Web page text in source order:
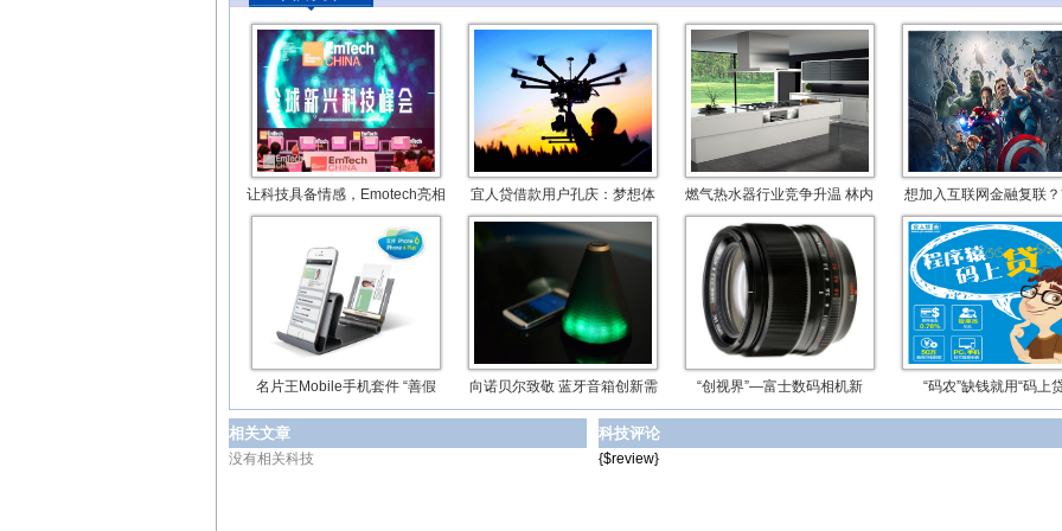
让科技具备情感，Emotech亮相 宜人贷借款用户孔庆：梦想体 燃气热水器行业竞争升温 林内 想加入互联网金融复联
名片王Mobile手机套件 “善假 向诺贝尔致敬 蓝牙音箱创新需 “创视界”—富士数码相机新 “码农”缺钱就用“码上
相关文章
没有相关科技
科技评论
{$review}